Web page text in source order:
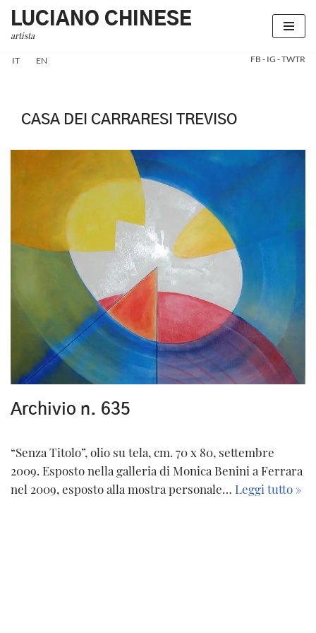
Vai
al
LUCIANO CHINESE
artista
IT EN FB - IG -TWTR
CASA DEI CARRARESI TREVISO
Archivio n. 635
“Senza Titolo”, olio su tela, cm. 70 x 80, settembre
2009. Esposto nella galleria di Monica Benini a Ferrara
nel 2009, esposto alla mostra personale… Leggi tutto »